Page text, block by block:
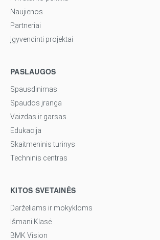
Naujienos
Partneriai
Įgyvendinti projektai
PASLAUGOS
Spausdinimas
Spaudos įranga
Vaizdas ir garsas
Edukacija
Skaitmeninis turinys
Techninis centras
KITOS SVETAINĖS
Darželiams ir mokykloms
Išmani Klasė
BMK Vision